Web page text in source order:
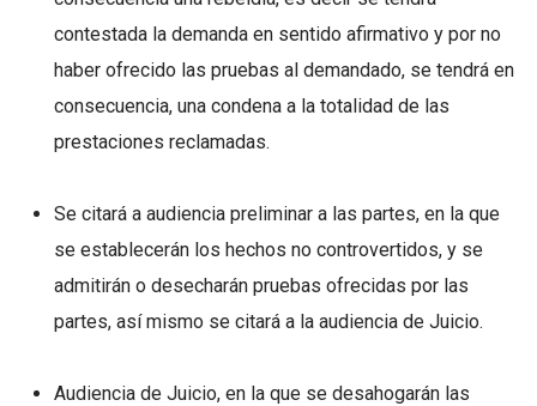
contestada la demanda en sentido afirmativo y por no
haber ofrecido las pruebas al demandado, se tendrá en
consecuencia, una condena a la totalidad de las
prestaciones reclamadas.
Se citará a audiencia preliminar a las partes, en la que
se establecerán los hechos no controvertidos, y se
admitirán o desecharán pruebas ofrecidas por las
partes, así mismo se citará a la audiencia de Juicio.
Audiencia de Juicio, en la que se desahogarán las